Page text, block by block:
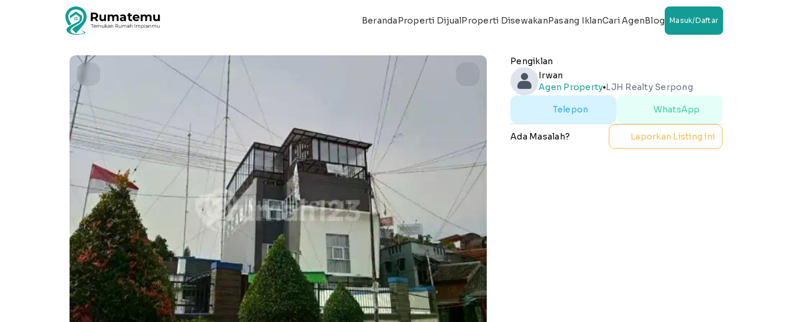
BerandaProperti DijualProperti DisewakanPasang IklanCari AgenBlog Masuk/Daftar
Pengiklan
Irwan
Agen Propertylens LJH Realty Serpong
Telepon WhatsApp
Ada Masalah? Laporkan Listing ini